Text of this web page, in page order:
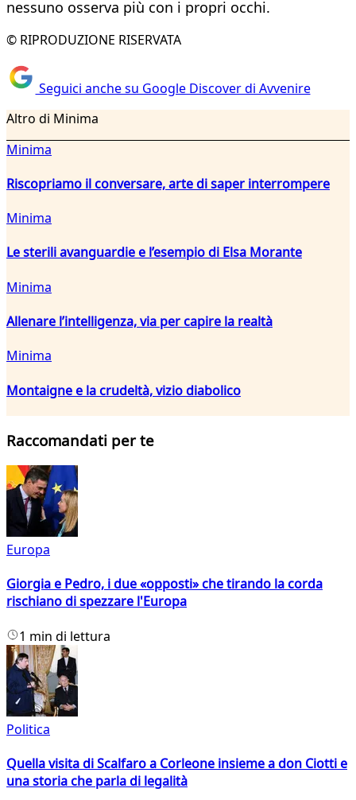
nessuno osserva più con i propri occhi.
© RIPRODUZIONE RISERVATA
Seguici anche su Google Discover di Avvenire
Altro di Minima
Minima
Riscopriamo il conversare, arte di saper interrompere
Minima
Le sterili avanguardie e l’esempio di Elsa Morante
Minima
Allenare l’intelligenza, via per capire la realtà
Minima
Montaigne e la crudeltà, vizio diabolico
Raccomandati per te
Europa
Giorgia e Pedro, i due «opposti» che tirando la corda
rischiano di spezzare l'Europa
1 min di lettura
Politica
Quella visita di Scalfaro a Corleone insieme a don Ciotti e
una storia che parla di legalità